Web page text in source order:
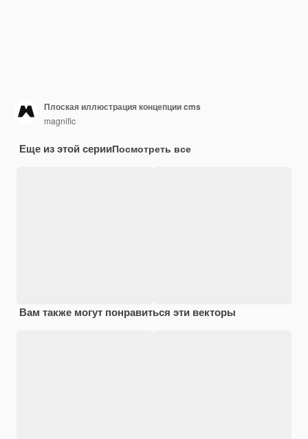
Плоская иллюстрация концепции cms
magnific
Еще из этой серииПосмотреть все
Вам также могут понравиться эти векторы